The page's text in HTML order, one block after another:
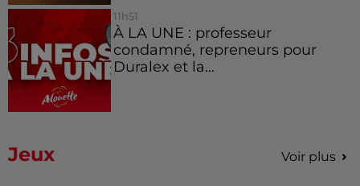
11h51
À LA UNE : professeur
condamné, repreneurs pour
Duralex et la...
Jeux Voir plus